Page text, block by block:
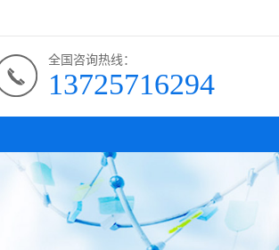
全国咨询热线：
13725716294